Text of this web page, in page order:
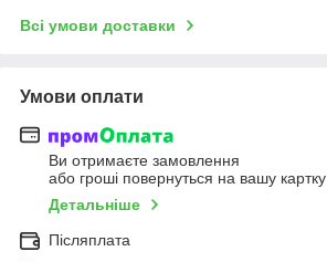
Всі умови доставки
Умови оплати
Ви отримаєте замовлення
або гроші повернуться на вашу картку
Детальніше
Післяплата